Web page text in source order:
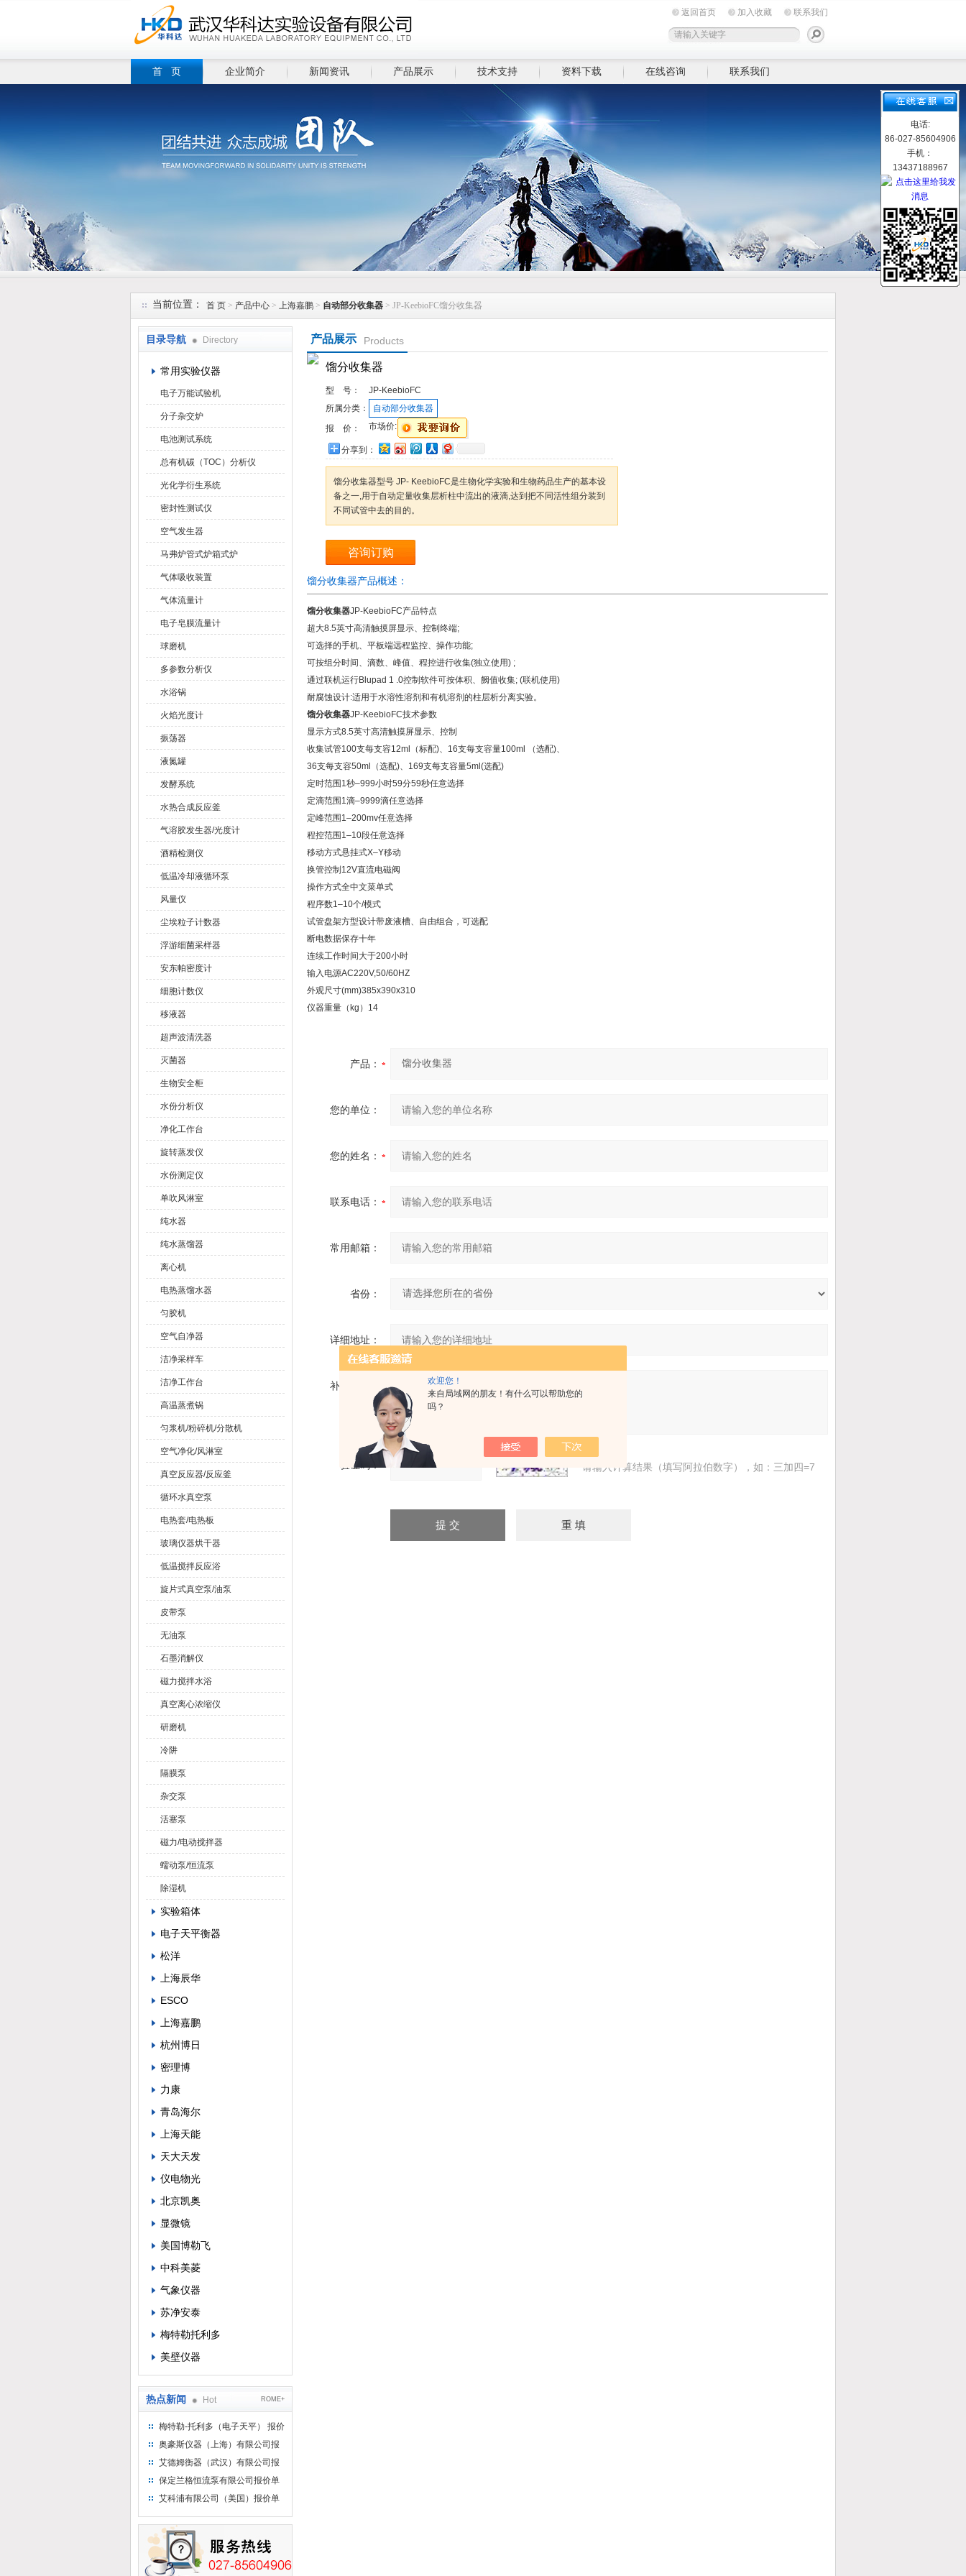
欢迎您！
来自局域网的朋友！有什么可以帮助您的
吗？
返回首页 加入收藏 联系我们
首 页 企业简介 新闻资讯 产品展示 技术支持 资料下载 在线咨询 联系我们
当前位置： 首 页 > 产品中心 > 上海嘉鹏 > 自动部分收集器 > JP-KeebioFC馏分收集器
目录导航 Directory
常用实验仪器
电子万能试验机
分子杂交炉
电池测试系统
总有机碳（TOC）分析仪
光化学衍生系统
密封性测试仪
空气发生器
马弗炉管式炉箱式炉
气体吸收装置
气体流量计
电子皂膜流量计
球磨机
多参数分析仪
水浴锅
火焰光度计
振荡器
液氮罐
发酵系统
水热合成反应釜
气溶胶发生器/光度计
酒精检测仪
低温冷却液循环泵
风量仪
尘埃粒子计数器
浮游细菌采样器
安东帕密度计
细胞计数仪
移液器
超声波清洗器
灭菌器
生物安全柜
水份分析仪
净化工作台
旋转蒸发仪
水份测定仪
单吹风淋室
纯水器
纯水蒸馏器
离心机
电热蒸馏水器
匀胶机
空气自净器
洁净采样车
洁净工作台
高温蒸煮锅
匀浆机/粉碎机/分散机
空气净化/风淋室
真空反应器/反应釜
循环水真空泵
电热套/电热板
玻璃仪器烘干器
低温搅拌反应浴
旋片式真空泵/油泵
皮带泵
无油泵
石墨消解仪
磁力搅拌水浴
真空离心浓缩仪
研磨机
冷阱
隔膜泵
杂交泵
活塞泵
磁力/电动搅拌器
蠕动泵/恒流泵
除湿机
实验箱体
电子天平衡器
松洋
上海辰华
ESCO
上海嘉鹏
杭州博日
密理博
力康
青岛海尔
上海天能
天大天发
仪电物光
北京凯奥
显微镜
美国博勒飞
中科美菱
气象仪器
苏净安泰
梅特勒托利多
美壁仪器
热点新闻 Hot ROME+
梅特勒-托利多（电子天平） 报价
单
奥豪斯仪器（上海）有限公司报
价单
艾德姆衡器（武汉）有限公司报
价单
保定兰格恒流泵有限公司报价单
艾科浦有限公司（美国）报价单
产品展示 Products
馏分收集器
型 号：
JP-KeebioFC
所属分类：
自动部分收集器
报 价：
市场价:
分享到：
馏分收集器型号 JP- KeebioFC是生物化学实验和生物药品生产的基本设
备之一,用于自动定量收集层析柱中流出的液滴,达到把不同活性组分装到
不同试管中去的目的。
咨询订购
馏分收集器产品概述：
馏分收集器JP-KeebioFC产品特点
超大8.5英寸高清触摸屏显示、控制终端;
可选择的手机、平板端远程监控、操作功能;
可按组分时间、滴数、峰值、程控进行收集(独立使用) ;
通过联机运行Blupad 1 .0控制软件可按体积、阙值收集; (联机使用)
耐腐蚀设计:适用于水溶性溶剂和有机溶剂的柱层析分离实验。
馏分收集器JP-KeebioFC技术参数
显示方式8.5英寸高清触摸屏显示、控制
收集试管100支每支容12ml（标配)、16支每支容量100ml （选配)、
36支每支容50ml（选配)、169支每支容量5ml(选配)
定时范围 1秒–999小时59分59秒任意选择
定滴范围 1滴–9999滴任意选择
定峰范围 1–200mv任意选择
程控范围 1–10段任意选择
移动方式悬挂式X–Y移动
换管控制 12V直流电磁阀
操作方式全中文菜单式
程序数1–10个/模式
试管盘架方型设计带废液槽、自由组合，可选配
断电数据保存十年
连续工作时间 大于200小时
输入电源AC220V,50/60HZ
外观尺寸(mm)385x390x310
仪器重量（kg） 14
产品：
您的单位：
您的姓名：
联系电话：
常用邮箱：
省份：
详细地址：
补充说明：
验证码： 请输入计算结果（填写阿拉伯数字），如：三加四=7
电话:
86-027-85604906
手机：
13437188967